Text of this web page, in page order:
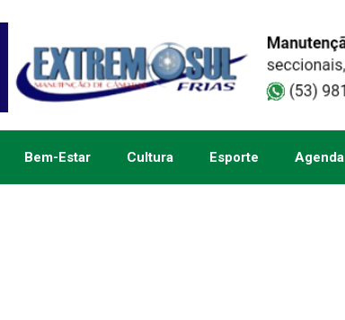
Bem-Estar Cultura Esporte Agenda